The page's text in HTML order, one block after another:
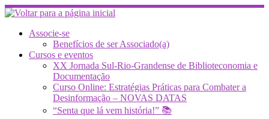
Skip
to
contentAssocie-se
Benefícios de ser Associado(a)
Cursos e eventos
XX Jornada Sul-Rio-Grandense de Biblioteconomia e
Documentação
Curso Online: Estratégias Práticas para Combater a
Desinformação – NOVAS DATAS
“Senta que lá vem história!” 📚